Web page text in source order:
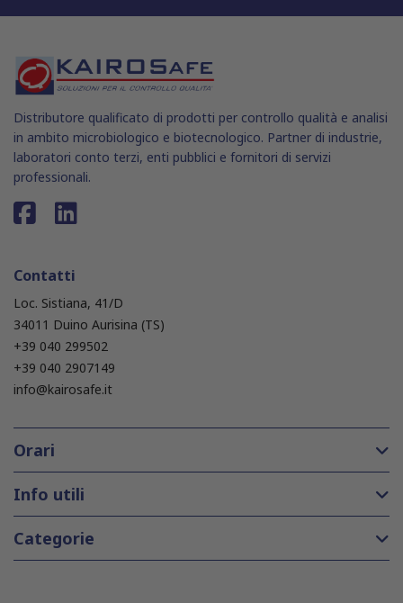
Distributore qualificato di prodotti per controllo qualità e analisi
in ambito microbiologico e biotecnologico. Partner di industrie,
laboratori conto terzi, enti pubblici e fornitori di servizi
professionali.
Contatti
Loc. Sistiana, 41/D
34011 Duino Aurisina (TS)
+39 040 299502
+39 040 2907149
info@kairosafe.it
Orari
Info utili
Categorie